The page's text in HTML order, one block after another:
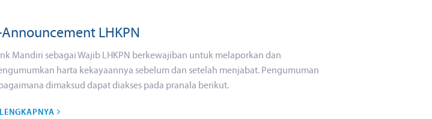
LHKPN
Mandiri sebagai Wajib LHKPN berkewajiban untuk melaporkan dan
harta kekayaannya sebelum dan setelah menjabat. Pengumuman
dimaksud dapat diakses pada pranala berikut.